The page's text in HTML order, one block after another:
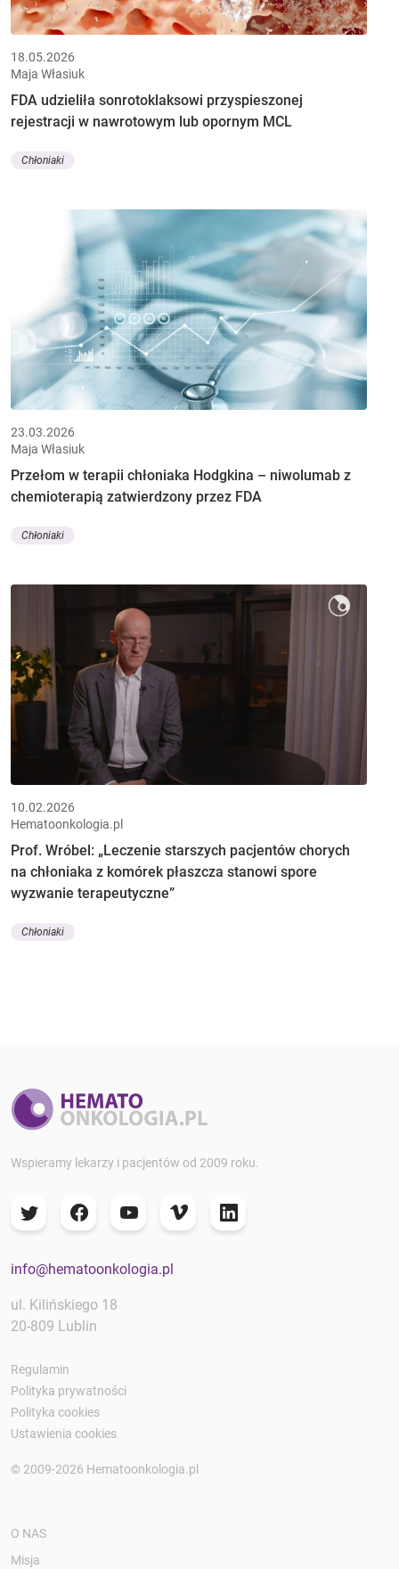
18.05.2026
Maja Własiuk
FDA udzieliła sonrotoklaksowi przyspieszonej
rejestracji w nawrotowym lub opornym MCL
Chłoniaki
23.03.2026
Maja Własiuk
Przełom w terapii chłoniaka Hodgkina – niwolumab z
chemioterapią zatwierdzony przez FDA
Chłoniaki
10.02.2026
Hematoonkologia.pl
Prof. Wróbel: „Leczenie starszych pacjentów chorych
na chłoniaka z komórek płaszcza stanowi spore
wyzwanie terapeutyczne”
Chłoniaki
Wspieramy lekarzy i pacjentów od 2009 roku.
info@hematoonkologia.pl
ul. Kilińskiego 18
20-809 Lublin
Regulamin
Polityka prywatności
Polityka cookies
Ustawienia cookies
© 2009-2026 Hematoonkologia.pl
O NAS
Misja